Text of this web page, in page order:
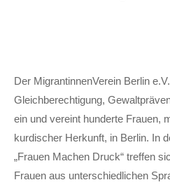
Der MigrantinnenVerein Berlin
Gleich­berechtigung,
ein und ver­eint hunderte Frauen,
kurdischer Her­kunft, in Berlin. In
„Frauen Machen Druck“ treffen
Frauen aus unter­schiedlichen